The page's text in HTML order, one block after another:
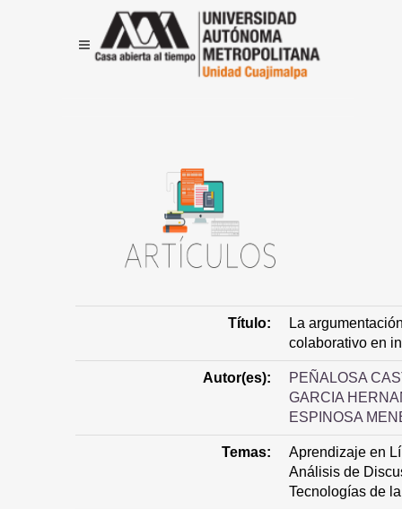
Título:
La
colaborativo en
Autor(es):
PEÑALOSA
GARCIA
ESPINOSA
Temas:
Aprendizaje en
Análisis de
Tecnologías de